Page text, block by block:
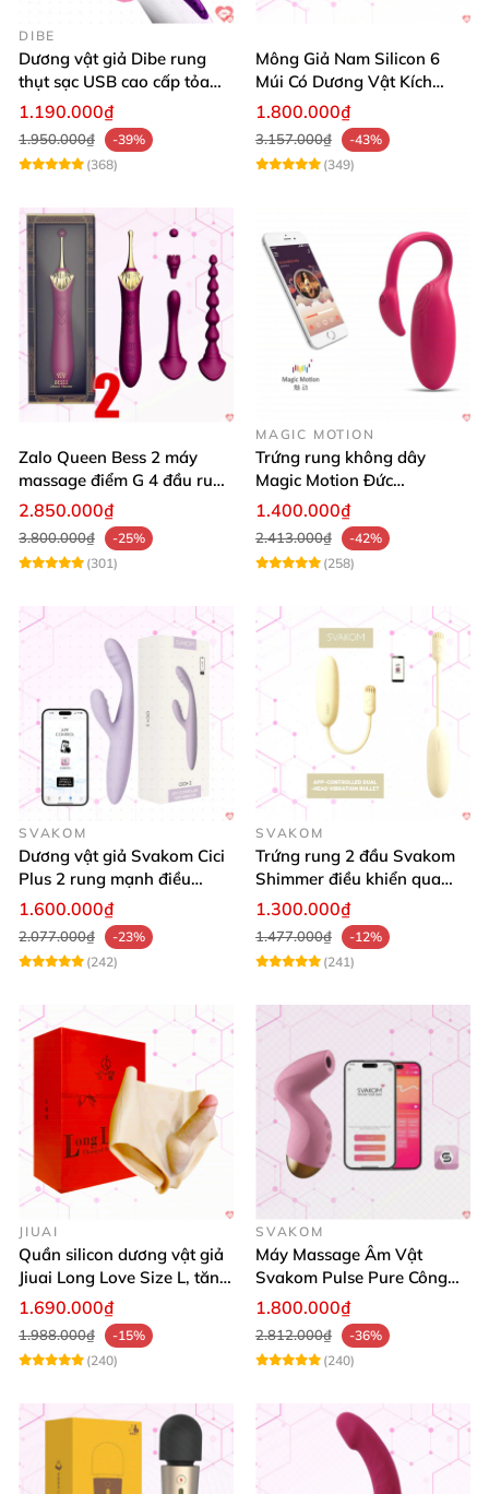
DIBE
Dương vật giả Dibe rung
thụt sạc USB cao cấp tỏa
nhiệt mạnh
1.190.000₫
1.950.000₫
-39%
(368)
Mông Giả Nam Silicon 6
Múi Có Dương Vật Kích
Thước Lớn Hấp Dẫn
1.800.000₫
3.157.000₫
-43%
(349)
Zalo Queen Bess 2 máy
massage điểm G 4 đầu rung
toả nhiệt cao cấp
2.850.000₫
3.800.000₫
-25%
(301)
MAGIC MOTION
Trứng rung không dây
Magic Motion Đức
Bluetooth cao cấp kích thích
1.400.000₫
2.413.000₫
-42%
(258)
SVAKOM
Dương vật giả Svakom Cici
Plus 2 rung mạnh điều
khiển App an toàn
1.600.000₫
2.077.000₫
-23%
(242)
SVAKOM
Trứng rung 2 đầu Svakom
Shimmer điều khiển qua
App siêu kích thích
1.300.000₫
1.477.000₫
-12%
(241)
JIUAI
Quần silicon dương vật giả
Jiuai Long Love Size L, tăng
khoái cảm, giá tốt
1.690.000₫
1.988.000₫
-15%
(240)
SVAKOM
Máy Massage Âm Vật
Svakom Pulse Pure Công
Nghệ Sóng Âm Hút Mạnh
1.800.000₫
2.812.000₫
-36%
(240)